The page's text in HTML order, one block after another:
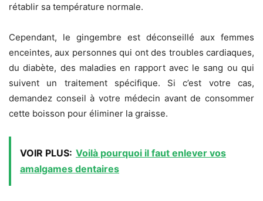
rétablir sa température normale.
Cependant, le gingembre est déconseillé aux femmes
enceintes, aux personnes qui ont des troubles cardiaques,
du diabète, des maladies en rapport avec le sang ou qui
suivent un traitement spécifique. Si c’est votre cas,
demandez conseil à votre médecin avant de consommer
cette boisson pour éliminer la graisse.
VOIR PLUS: Voilà pourquoi il faut enlever vos
amalgames dentaires